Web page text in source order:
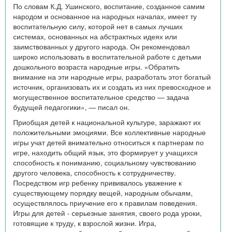
По словам К.Д. Ушинского, воспитание, созданное самим
народом и основанное на народных началах, имеет ту
воспитательную силу, которой нет в самых лучших
системах, основанных на абстрактных идеях или
заимствованных у другого народа. Он рекомендовал
широко использовать в воспитательной работе с детьми
дошкольного возраста народные игры. «Обратить
внимание на эти народные игры, разработать этот богатый
источник, организовать их и создать из них превосходное и
могущественное воспитательное средство — задача
будущей педагогики», — писал он.
Приобщая детей к национальной культуре, заражают их
положительными эмоциями. Все коллективные народные
игры учат детей внимательно относиться к партнерам по
игре, находить общий язык, это формирует у учащихся
способность к пониманию, социальному чувствованию
другого человека, способность к сотрудничеству.
Посредством игр ребенку прививалось уважение к
существующему порядку вещей, народным обычаям,
осуществлялось приучение его к правилам поведения.
Игры для детей - серьезные занятия, своего рода уроки,
готовящие к труду, к взрослой жизни. Игра,